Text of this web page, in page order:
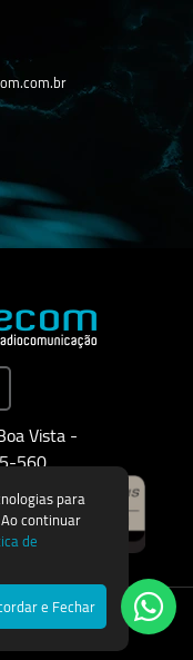
Vista -
560
© 2026
para
continuar
de
e Fechar